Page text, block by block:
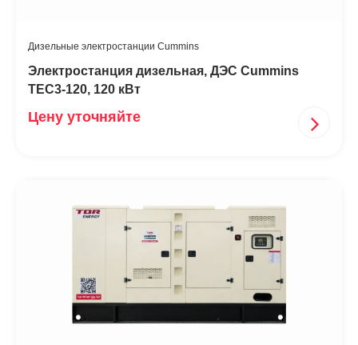
Дизельные электростанции Cummins
Электростанция дизельная, ДЭС Cummins
TEC3-120, 120 кВт
Цену уточняйте